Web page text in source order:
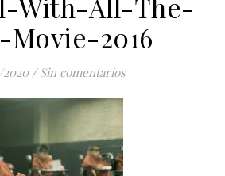
With-All-The-
Movie-2016
/ Sin comentarios